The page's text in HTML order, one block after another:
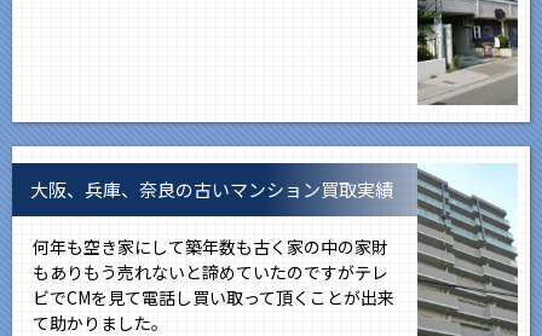
大阪、兵庫、奈良の古いマンション買取実績
何年も空き家にして築年数も古く家の中の家財
もありもう売れないと諦めていたのですがテレ
ビでCMを見て電話し買い取って頂くことが出来
て助かりました。